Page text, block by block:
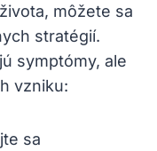
môžete sa
stratégií.
symptómy, ale
vzniku:
sa